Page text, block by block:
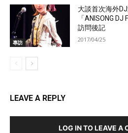
專訪
大談首次海外
「ANISONG
訪問後記
2017/04/25
LEAVE A REPLY
LOG IN TO LEAVE A